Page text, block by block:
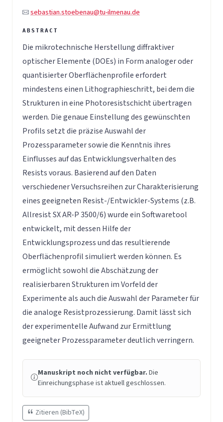
sebastian.stoebenau@tu-ilmenau.de
Die mikrotechnische Herstellung diffraktiver
optischer Elemente (DOEs) in Form analoger oder
quantisierter Oberflächenprofile erfordert
mindestens einen Lithographieschritt, bei dem die
Strukturen in eine Photoresistschicht übertragen
werden. Die genaue Einstellung des gewünschten
Profils setzt die präzise Auswahl der
Prozessparameter sowie die Kenntnis ihres
Einflusses auf das Entwicklungsverhalten des
Resists voraus. Basierend auf den Daten
verschiedener Versuchsreihen zur Charakterisierung
eines geeigneten Resist-/Entwickler-Systems (z.B.
Allresist SX AR-P 3500/6) wurde ein Softwaretool
entwickelt, mit dessen Hilfe der
Entwicklungsprozess und das resultierende
Oberflächenprofil simuliert werden können. Es
ermöglicht sowohl die Abschätzung der
realisierbaren Strukturen im Vorfeld der
Experimente als auch die Auswahl der Parameter für
die analoge Resistprozessierung. Damit lässt sich
der experimentelle Aufwand zur Ermittlung
geeigneter Prozessparameter deutlich verringern.
Manuskript noch nicht verfügbar. Die
Einreichungsphase ist aktuell geschlossen.
Zitieren (BibTeX)